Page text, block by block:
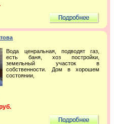
Вода ценральная, подводят газ,
есть баня, хоз постройки,
земельный участок в
собственности. Дом в хорошем
состоянии,